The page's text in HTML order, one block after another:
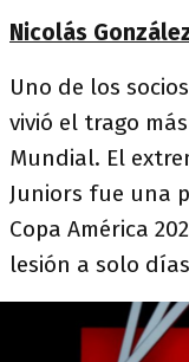
Nicolás
Uno de los
vivió el trago
Mundial. El
Juniors fue una
Copa América
lesión a solo